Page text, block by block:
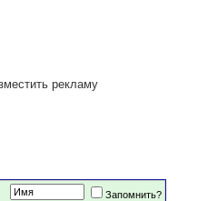
Запомнить?